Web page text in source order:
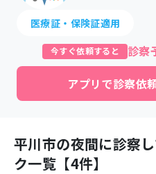
医療証・保険証適用
今すぐ依頼すると 診察
アプリで診察依
平川市の夜間に診察
ク一覧【4件】